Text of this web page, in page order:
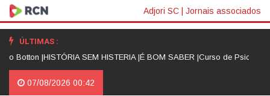
Adjori SC | Jornais associados
ÚLTIMAS :
Botton |HISTÓRIA SEM HISTERIA |É BOM SABER |Curso de Psicologia
07/08/2026 00:42